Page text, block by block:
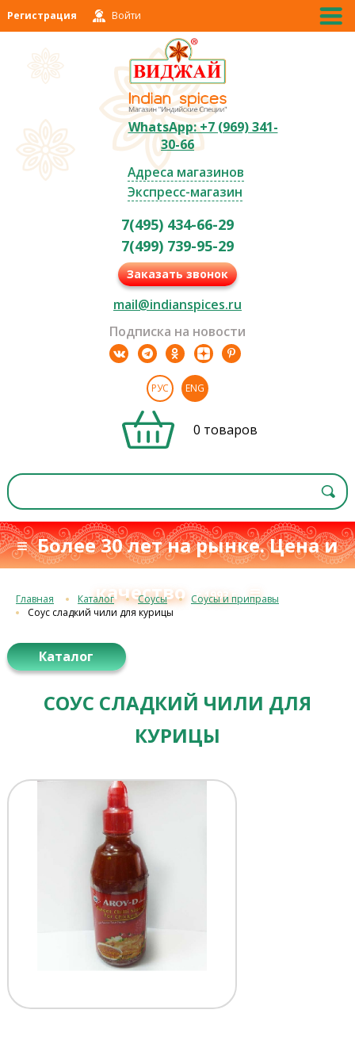
Регистрация Войти
WhatsApp: +7 (969) 341-
30-66
Адреса магазинов
Экспресс-магазин
7(495) 434-66-29
7(499) 739-95-29
Заказать звонок
mail@indianspices.ru
Подписка на новости
РУС ENG
0 товаров
≡ Более 30 лет на рынке. Цена и
качествос 1993 г.≡
Главная Каталог Соусы
Соусы и приправы
Соус сладкий чили для курицы
Каталог
СОУС СЛАДКИЙ ЧИЛИ ДЛЯ
КУРИЦЫ